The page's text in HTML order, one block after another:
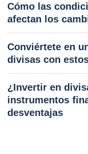
Cómo las
afectan los
Conviértete en
divisas con
¿Invertir en
instrumentos
desventajas